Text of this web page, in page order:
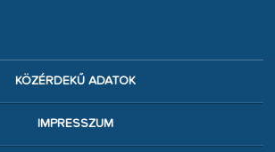
KÖZÉRDEKŰ ADATOK
IMPRESSZUM